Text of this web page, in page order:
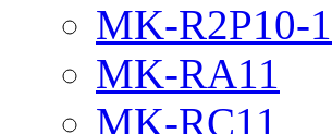
MK-R2P10-1
MK-RA11
MK-RC11